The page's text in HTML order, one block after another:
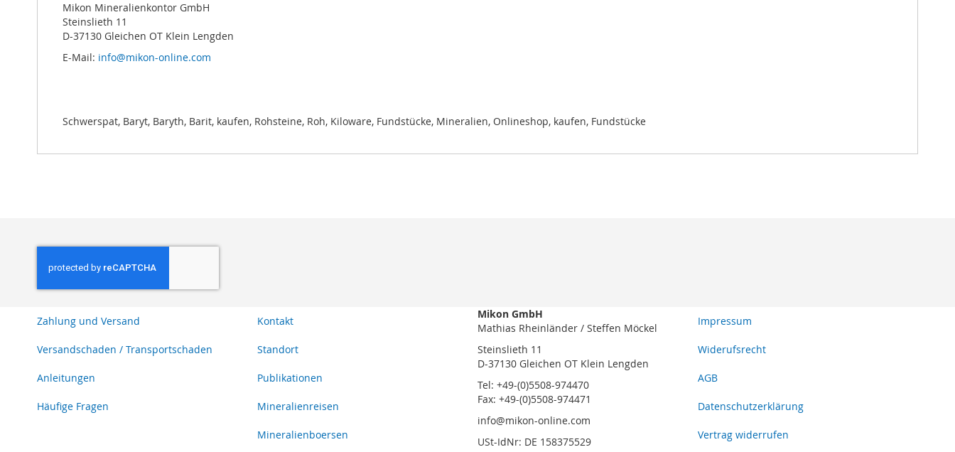
Mikon Mineralienkontor GmbH
Steinslieth 11
D-37130 Gleichen OT Klein Lengden
E-Mail: info@mikon-online.com
Schwerspat, Baryt, Baryth, Barit, kaufen, Rohsteine, Roh, Kiloware, Fundstücke, Mineralien, Onlineshop, kaufen, Fundstücke
Zahlung und Versand
Versandschaden / Transportschaden
Anleitungen
Häufige Fragen
Kontakt
Standort
Publikationen
Mineralienreisen
Mineralienboersen
Mikon GmbH
Mathias Rheinländer / Steffen Möckel
Steinslieth 11
D-37130 Gleichen OT Klein Lengden
Tel: +49-(0)5508-974470
Fax: +49-(0)5508-974471
info@mikon-online.com
USt-IdNr: DE 158375529
Impressum
Widerufsrecht
AGB
Datenschutzerklärung
Vertrag widerrufen